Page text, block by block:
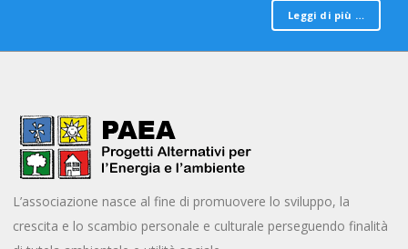
Leggi di più …
L’associazione nasce al fine di promuovere lo sviluppo, la
crescita e lo scambio personale e culturale perseguendo finalità